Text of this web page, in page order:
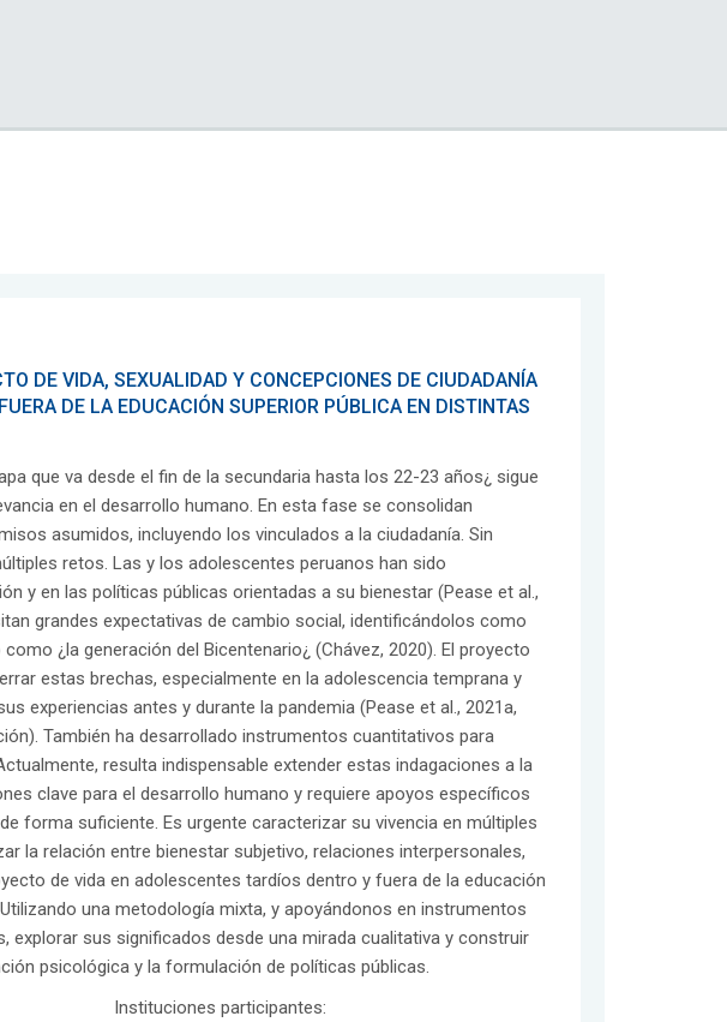
DE VIDA, SEXUALIDAD Y CONCEPCIONES DE CIUDADANÍA
DE LA EDUCACIÓN SUPERIOR PÚBLICA EN DISTINTAS
que va desde el fin de la secundaria hasta los 22-23 años¿ sigue
en el desarrollo humano. En esta fase se consolidan
asumidos, incluyendo los vinculados a la ciudadanía. Sin
retos. Las y los adolescentes peruanos han sido
y en las políticas públicas orientadas a su bienestar (Pease et al.,
grandes expectativas de cambio social, identificándolos como
¿la generación del Bicentenario¿ (Chávez, 2020). El proyecto
estas brechas, especialmente en la adolescencia temprana y
experiencias antes y durante la pandemia (Pease et al., 2021a,
También ha desarrollado instrumentos cuantitativos para
resulta indispensable extender estas indagaciones a la
clave para el desarrollo humano y requiere apoyos específicos
forma suficiente. Es urgente caracterizar su vivencia en múltiples
la relación entre bienestar subjetivo, relaciones interpersonales,
de vida en adolescentes tardíos dentro y fuera de la educación
una metodología mixta, y apoyándonos en instrumentos
explorar sus significados desde una mirada cualitativa y construir
psicológica y la formulación de políticas públicas.
Instituciones participantes: